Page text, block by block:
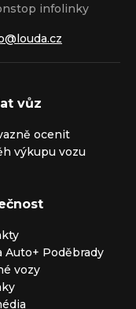
infolinky
vůz
ocenit
výkupu vozu
Auto+ Poděbrady
vozy